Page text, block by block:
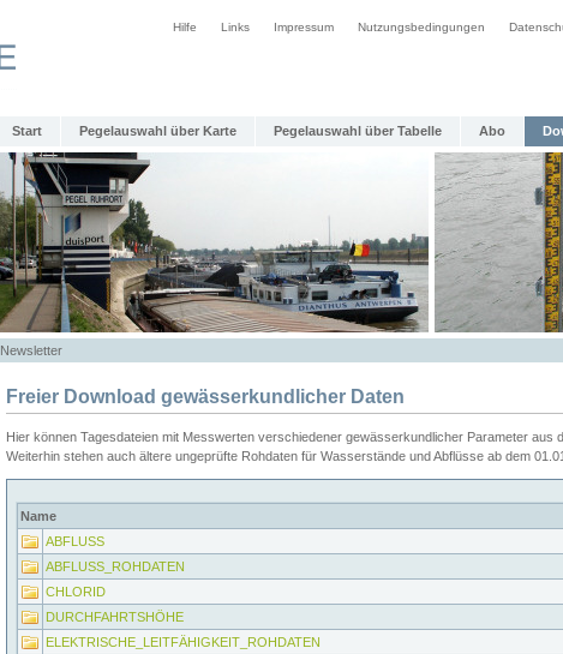
Hilfe Links Impressum Nutzungsbedingungen
Start Pegelauswahl über Karte Pegelauswahl über Tabelle Abo
Newsletter
Freier Download gewässerkundlicher Daten
Hier können Tagesdateien mit Messwerten verschiedener gewässerkundlicher Parameter aus
Weiterhin stehen auch ältere ungeprüfte Rohdaten für Wasserstände und Abflüsse ab dem
Name
ABFLUSS
ABFLUSS_ROHDATEN
CHLORID
DURCHFAHRTSHÖHE
ELEKTRISCHE_LEITFÄHIGKEIT_ROHDATEN